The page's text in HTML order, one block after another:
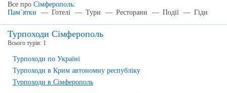
Все про Сімферополь:
Пам`ятки
— Готелі — Тури — Ресторани — Події — Гіди
Турпоходи Сімферополь
Всього турів: 1
Турпоходи по Україні
Турпоходи в Крим автономну республіку
Турпоходи в Сімферополь